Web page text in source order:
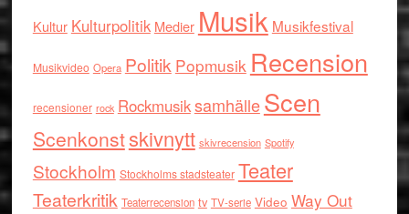
Kultur Kulturpolitik Medier Musik Musikfestival
Musikvideo Opera Politik Popmusik Recension
recensioner rock RockmusiksamhälleScen
Scenkonstskivnytt skivrecension Spotify
Stockholm Stockholms stadsteater Teater
Teaterkritik Teaterrecension tv TV-serie Video Way Out